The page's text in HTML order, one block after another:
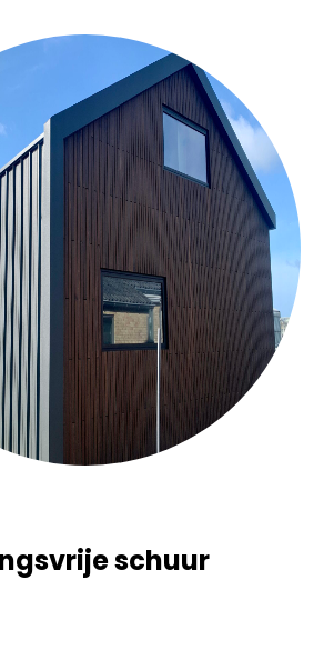
schuur